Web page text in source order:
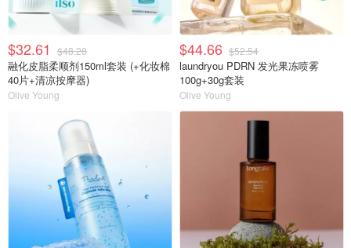
$32.61 $48.28
融化皮脂柔顺剂150ml套装 (+化妆棉
40片+清凉按摩器)
Olive Young
$44.66 $52.54
laundryou PDRN 发光果冻喷雾
100g+30g套装
Olive Young